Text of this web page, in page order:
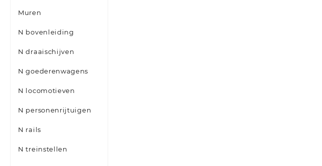
Muren
N bovenleiding
N draaischijven
N goederenwagens
N locomotieven
N personenrijtuigen
N rails
N treinstellen